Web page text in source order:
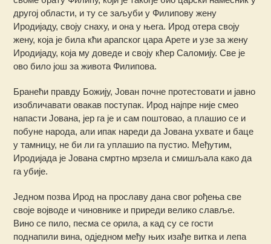
другој области, и ту се заљуби у Филипову жену
Иродијаду, своју снаху, и она у њега. Ирод отера своју
жену, која је била кћи арапског цара Арете и узе за жену
Иродијаду, која му доведе и своју кћер Саломију. Све је
ово било још за живота Филипова.
Бранећи правду Божију, Јован почне протестовати и јавно
изобличавати овакав поступак. Ирод најпре није смео
напасти Јована, јер га је и сам поштовао, а плашио се и
побуне народа, али ипак нареди да Јована ухвате и баце
у тамницу, не би ли га уплашио па пустио. Међутим,
Иродијада је Јована смртно мрзела и смишљала како да
га убије.
Једном позва Ирод на прославу дана свог рођења све
своје војводе и чиновнике и приреди велико славље.
Вино се пило, песма се орила, а кад су се гости
поднапили вина, одједном међу њих изађе витка и лепа